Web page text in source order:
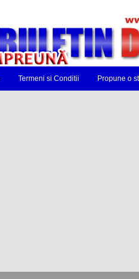
Termeni si Conditii Propune o